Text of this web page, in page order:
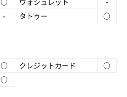
- タトゥー ○
○ クレジットカード
○
○